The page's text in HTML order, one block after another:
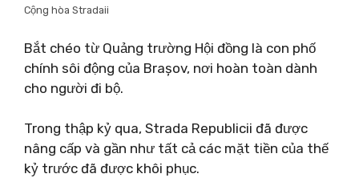
Cộng hòa Stradaii
Bắt chéo từ Quảng trường Hội đồng là con phố
chính sôi động của Brașov, nơi hoàn toàn dành
cho người đi bộ.
Trong thập kỷ qua, Strada Republicii đã được
nâng cấp và gần như tất cả các mặt tiền của thế
kỷ trước đã được khôi phục.